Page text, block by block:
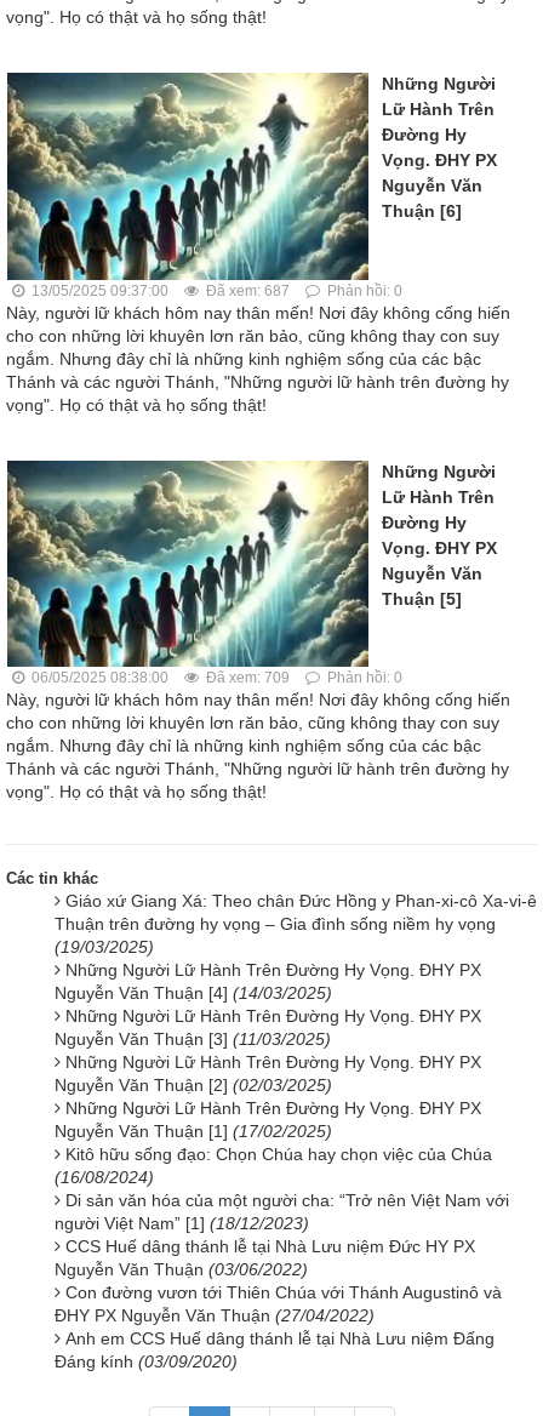
vọng". Họ có thật và họ sống thật!
Những Người
Lữ Hành Trên
Đường Hy
Vọng. ĐHY PX
Nguyễn Văn
Thuận [6]
13/05/2025 09:37:00 Đã xem: 687 Phản hồi: 0
Này, người lữ khách hôm nay thân mến! Nơi đây không cống hiến
cho con những lời khuyên lơn răn bảo, cũng không thay con suy
ngắm. Nhưng đây chỉ là những kinh nghiệm sống của các bậc
Thánh và các người Thánh, "Những người lữ hành trên đường hy
vọng". Họ có thật và họ sống thật!
Những Người
Lữ Hành Trên
Đường Hy
Vọng. ĐHY PX
Nguyễn Văn
Thuận [5]
06/05/2025 08:38:00 Đã xem: 709 Phản hồi: 0
Này, người lữ khách hôm nay thân mến! Nơi đây không cống hiến
cho con những lời khuyên lơn răn bảo, cũng không thay con suy
ngắm. Nhưng đây chỉ là những kinh nghiệm sống của các bậc
Thánh và các người Thánh, "Những người lữ hành trên đường hy
vọng". Họ có thật và họ sống thật!
Các tin khác
Giáo xứ Giang Xá: Theo chân Đức Hồng y Phan-xi-cô Xa-vi-ê
Thuận trên đường hy vọng – Gia đình sống niềm hy vọng
(19/03/2025)
Những Người Lữ Hành Trên Đường Hy Vọng. ĐHY PX
Nguyễn Văn Thuận [4] (14/03/2025)
Những Người Lữ Hành Trên Đường Hy Vọng. ĐHY PX
Nguyễn Văn Thuận [3] (11/03/2025)
Những Người Lữ Hành Trên Đường Hy Vọng. ĐHY PX
Nguyễn Văn Thuận [2] (02/03/2025)
Những Người Lữ Hành Trên Đường Hy Vọng. ĐHY PX
Nguyễn Văn Thuận [1] (17/02/2025)
Kitô hữu sống đạo: Chọn Chúa hay chọn việc của Chúa
(16/08/2024)
Di sản văn hóa của một người cha: “Trở nên Việt Nam với
người Việt Nam” [1] (18/12/2023)
CCS Huế dâng thánh lễ tại Nhà Lưu niệm Đức HY PX
Nguyễn Văn Thuận (03/06/2022)
Con đường vươn tới Thiên Chúa với Thánh Augustinô và
ĐHY PX Nguyễn Văn Thuận (27/04/2022)
Anh em CCS Huế dâng thánh lễ tại Nhà Lưu niệm Đấng
Đáng kính (03/09/2020)